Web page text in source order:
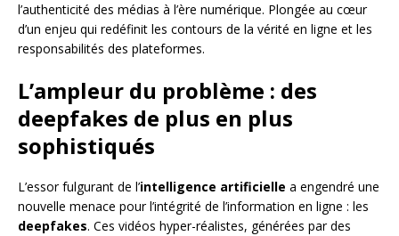
l’authenticité des médias à l’ère numérique. Plongée au cœur
d’un enjeu qui redéfinit les contours de la vérité en ligne et les
responsabilités des plateformes.
L’ampleur du problème : des
deepfakes de plus en plus
sophistiqués
L’essor fulgurant de l’intelligence artificielle a engendré une
nouvelle menace pour l’intégrité de l’information en ligne : les
deepfakes. Ces vidéos hyper-réalistes, générées par des